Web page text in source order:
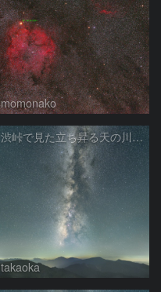
momonako
渋峠で見た立ち昇る天の川銀河
takaoka